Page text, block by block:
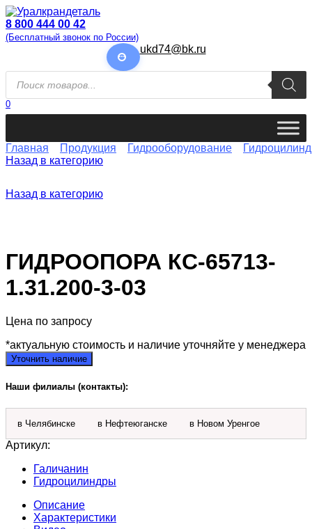
Перейти
к
содержанию
8 800 444 00 42
(Бесплатный звонок по России)
ukd74@bk.ru
Поиск
товаров
0
Главная Продукция Гидрооборудование
Назад в категорию
Назад в категорию
ГИДРООПОРА КС-65713-
1.31.200-3-03
Цена по запросу
*актуальную стоимость и наличие уточняйте у менеджера
Уточнить наличие
Наши филиалы (контакты):
в Челябинске в Нефтеюганске в Новом Уренгое
Артикул:
Галичанин
Гидроцилиндры
Описание
Характеристики